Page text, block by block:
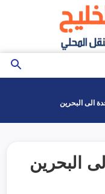
بحث
الى البحرين
البحرين